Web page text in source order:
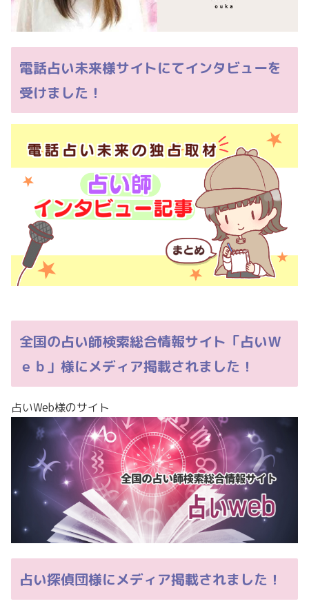
電話占い未来様サイトにてインタビューを
受けました！
全国の占い師検索総合情報サイト「占いＷ
ｅｂ」様にメディア掲載されました！
占いWeb様のサイト
占い探偵団様にメディア掲載されました！